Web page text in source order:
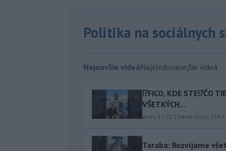
Politika na sociálnych
Najnovšie videáNajsledovanejšie videá
⁉️FICO, KDE STE⁉️ČO
VŠETKÝCH...
dnes 17:02 |Jakab Július | 567
Taraba: Rozvíjame